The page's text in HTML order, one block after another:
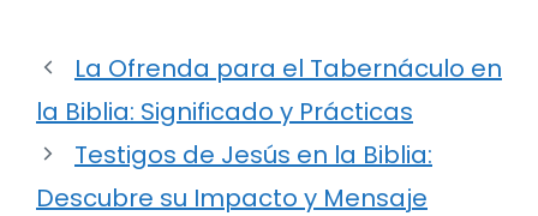
La Ofrenda para el Tabernáculo en
la Biblia: Significado y Prácticas
Testigos de Jesús en la Biblia:
Descubre su Impacto y Mensaje